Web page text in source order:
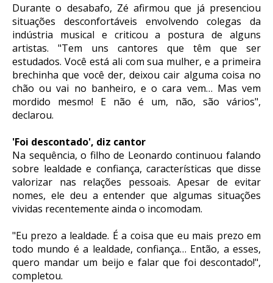
Durante o desabafo, Zé afirmou que já presenciou
situações desconfortáveis envolvendo colegas da
indústria musical e criticou a postura de alguns
artistas. "Tem uns cantores que têm que ser
estudados. Você está ali com sua mulher, e a primeira
brechinha que você der, deixou cair alguma coisa no
chão ou vai no banheiro, e o cara vem… Mas vem
mordido mesmo! E não é um, não, são vários",
declarou.
'Foi descontado', diz cantor
Na sequência, o filho de Leonardo continuou falando
sobre lealdade e confiança, características que disse
valorizar nas relações pessoais. Apesar de evitar
nomes, ele deu a entender que algumas situações
vividas recentemente ainda o incomodam.
"Eu prezo a lealdade. É a coisa que eu mais prezo em
todo mundo é a lealdade, confiança… Então, a esses,
quero mandar um beijo e falar que foi descontado!",
completou.